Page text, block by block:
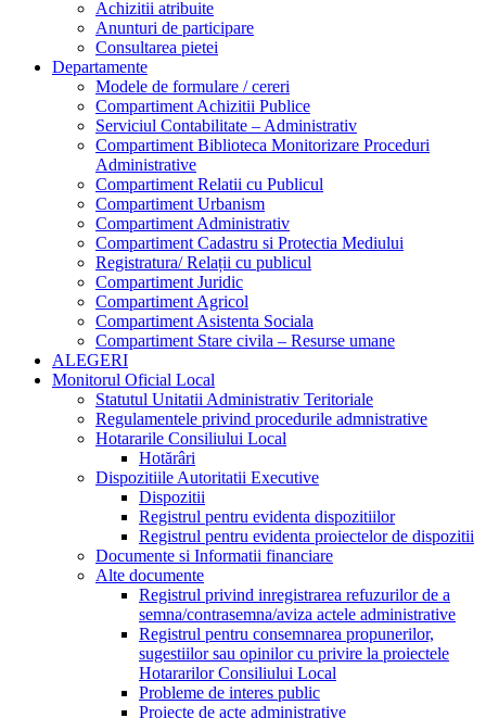
Achizitii atribuite
Anunturi de participare
Consultarea pietei
Departamente
Modele de formulare / cereri
Compartiment Achizitii Publice
Serviciul Contabilitate – Administrativ
Compartiment Biblioteca Monitorizare Proceduri
Administrative
Compartiment Relatii cu Publicul
Compartiment Urbanism
Compartiment Administrativ
Compartiment Cadastru si Protectia Mediului
Registratura/ Relații cu publicul
Compartiment Juridic
Compartiment Agricol
Compartiment Asistenta Sociala
Compartiment Stare civila – Resurse umane
ALEGERI
Monitorul Oficial Local
Statutul Unitatii Administrativ Teritoriale
Regulamentele privind procedurile admnistrative
Hotararile Consiliului Local
Hotărâri
Dispozitiile Autoritatii Executive
Dispozitii
Registrul pentru evidenta dispozitiilor
Registrul pentru evidenta proiectelor de dispozitii
Documente si Informatii financiare
Alte documente
Registrul privind inregistrarea refuzurilor de a
semna/contrasemna/aviza actele administrative
Registrul pentru consemnarea propunerilor,
sugestiilor sau opinilor cu privire la proiectele
Hotararilor Consiliului Local
Probleme de interes public
Proiecte de acte administrative